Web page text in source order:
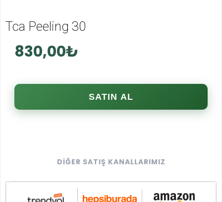
Tca Peeling 30
830,00₺
SATIN AL
DIĞER SATIŞ KANALLARIMIZ